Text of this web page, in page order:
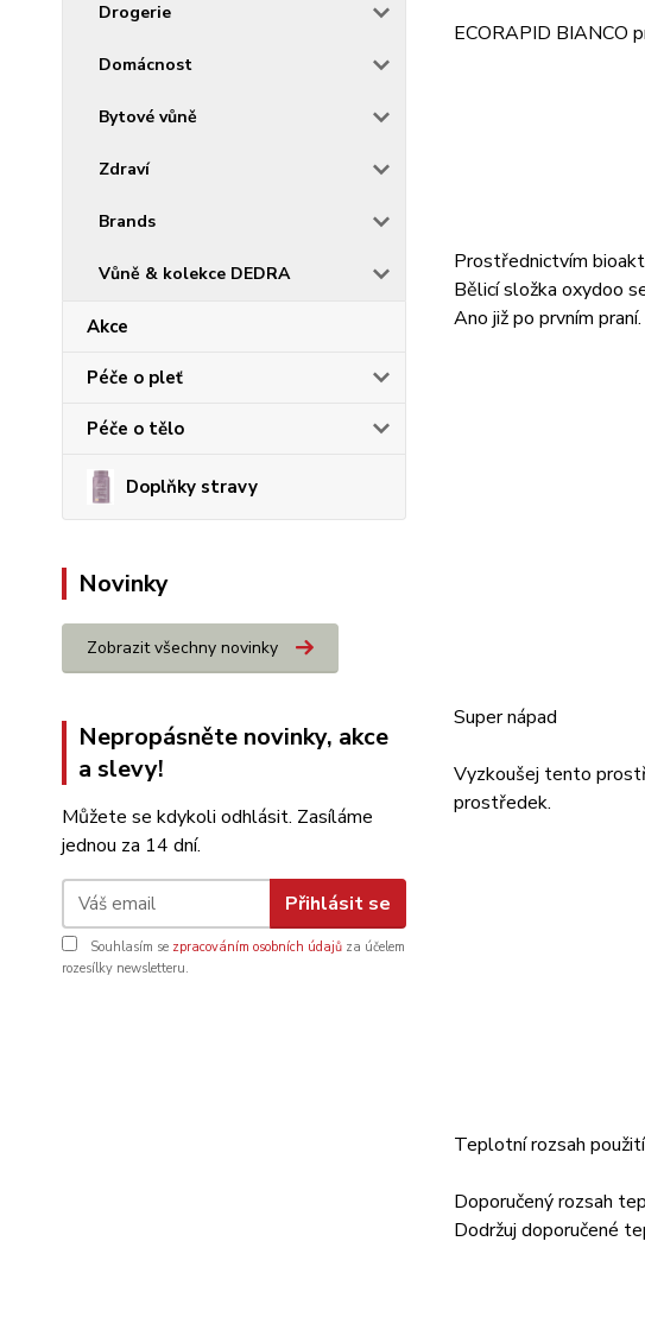
Drogerie
Domácnost
Bytové vůně
Zdraví
Brands
Vůně & kolekce DEDRA
Akce
Péče o pleť
Péče o tělo
Doplňky stravy
Novinky
Zobrazit všechny novinky
Nepropásněte novinky, akce
a slevy!
Můžete se kdykoli odhlásit. Zasíláme
jednou za 14 dní.
Přihlásit se
Souhlasím se zpracováním osobních údajů za účelem
rozesílky newsletteru.
ECORAPID BIANCO
Prostřednictvím
Bělicí složka oxydoo
Ano již po prvním
Super nápad
Vyzkoušej tento
prostředek.
Teplotní rozsah použití
Doporučený rozsah
Dodržuj doporučené